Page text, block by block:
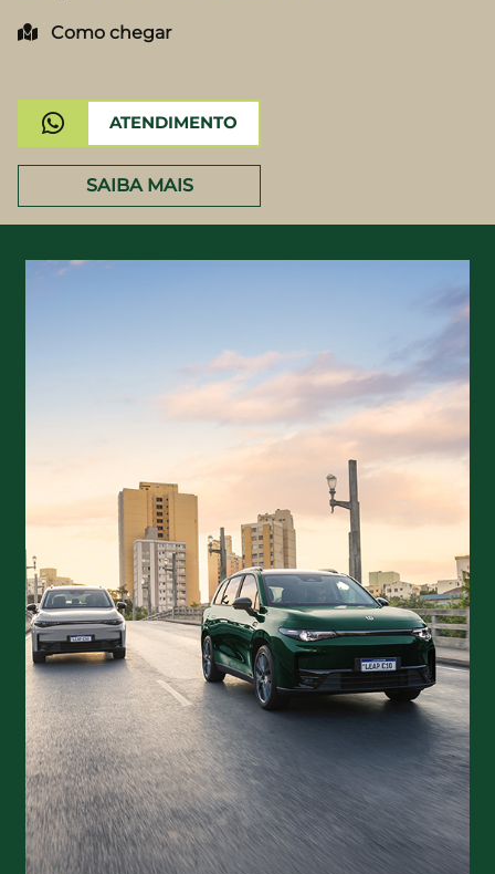
Como chegar
SAIBA MAIS